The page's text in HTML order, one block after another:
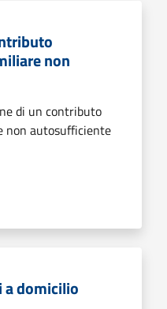
non
di un contributo
non autosufficiente
a domicilio